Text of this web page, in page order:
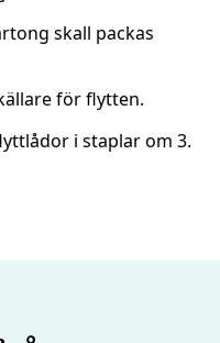
skall packas
för flytten.
i staplar om 3.